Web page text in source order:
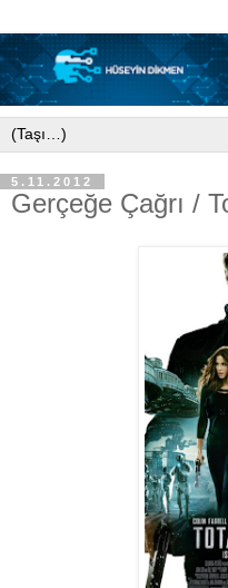
5.11.2012
Gerçeğe Çağrı /